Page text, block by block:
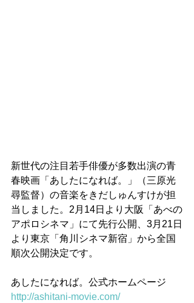
新世代の注目若手俳優が多数出演の青
春映画「あしたになれば。」（三原光
尋監督）の音楽をきだしゅんすけが担
当しました。2月14日より大阪「あべの
アポロシネマ」にて先行公開、3月21日
より東京「角川シネマ新宿」から全国
順次公開決定です。
あしたになれば。公式ホームページ
http://ashitani-movie.com/